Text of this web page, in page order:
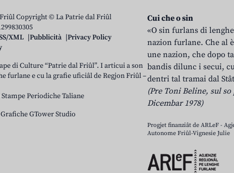
Copyright © La Patrie dal Friûl
XML Pubblicità
Privacy Policy
di Culture “Patrie dal Friûl”. I articui a son
furlane e cu la grafie uficiâl de Regjon Friûl –
Periodiche Taliane
Grafiche GTower Studio
Cui che o sin
«O sin furlans di
nazion furlane. Che al
une nazion, che dopo
bandis dilunc i secui,
dentri tal tramai dal
(Pre Toni Beline, sul
Dicembar 1978)
Progjet finanziât de ARLeF -
Autonome Friûl-Vignesie Julie